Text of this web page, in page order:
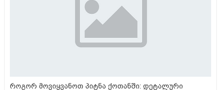
როგორ მოვიყვანოთ პიტნა ქოთანში: დეტალური